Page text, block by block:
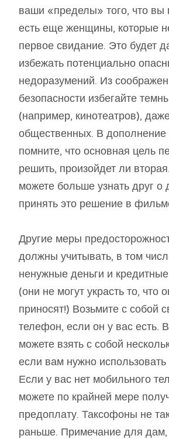
ваши «пределы» того, что вы
есть еще женщины, которые
первое свидание. Это будет
избежать потенциально
недоразумений. Из
безопасности избегайте
(например, кинотеатров),
общественных. В дополнение
помните, что основная цель
решить, произойдет ли
можете больше узнать друг о
принять это решение в
Другие меры
должны учитывать, в том
ненужные деньги и
(они не могут украсть то, что
приносят!) Возьмите с собой
телефон, если он у вас есть.
можете взять с собой
если вам нужно использовать
Если у вас нет мобильного
можете по крайней мере
предоплату. Таксофоны не
раньше. Примечание для дам,